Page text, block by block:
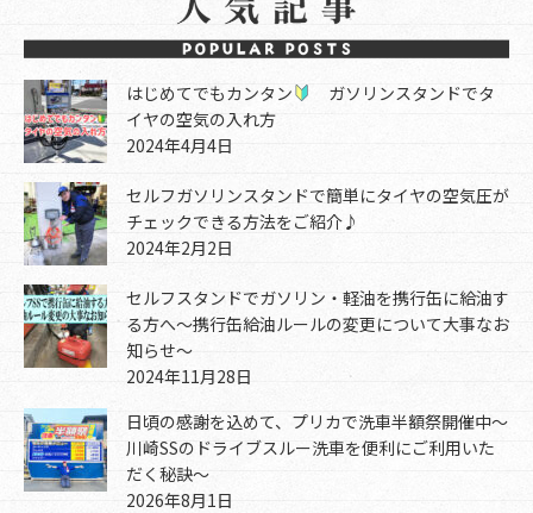
はじめてでもカンタン
ガソリンスタンドでタ
イヤの空気の入れ方
2024年4月4日
セルフガソリンスタンドで簡単にタイヤの空気圧が
チェックできる方法をご紹介♪
2024年2月2日
セルフスタンドでガソリン・軽油を携行缶に給油す
る方へ～携行缶給油ルールの変更について大事なお
知らせ～
2024年11月28日
日頃の感謝を込めて、プリカで洗車半額祭開催中～
川崎SSのドライブスルー洗車を便利にご利用いた
だく秘訣～
2026年8月1日